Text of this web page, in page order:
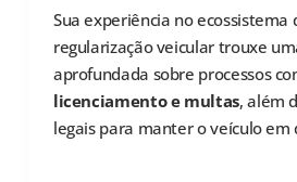
Sua experiência no ecossistema
regularização veicular trouxe
aprofundada sobre processos
licenciamento e multas, além
legais para manter o veículo em